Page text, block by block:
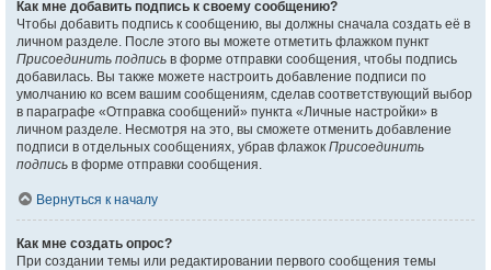
Как мне добавить подпись к своему сообщению?
Чтобы добавить подпись к сообщению, вы должны сначала создать её в
личном разделе. После этого вы можете отметить флажком пункт
Присоединить подпись в форме отправки сообщения, чтобы подпись
добавилась. Вы также можете настроить добавление подписи по
умолчанию ко всем вашим сообщениям, сделав соответствующий выбор
в параграфе «Отправка сообщений» пункта «Личные настройки» в
личном разделе. Несмотря на это, вы сможете отменить добавление
подписи в отдельных сообщениях, убрав флажок Присоединить
подпись в форме отправки сообщения.
Вернуться к началу
Как мне создать опрос?
При создании темы или редактировании первого сообщения темы